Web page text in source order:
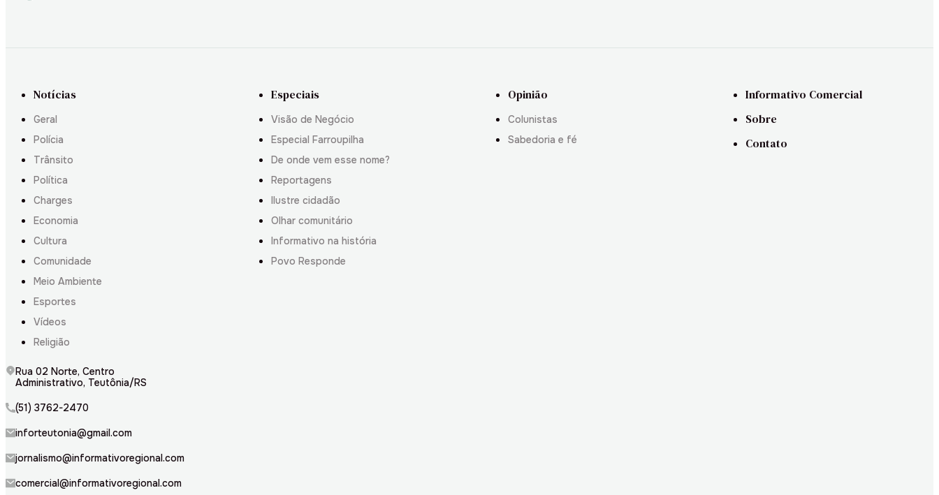
Notícias
Geral
Polícia
Trânsito
Política
Charges
Economia
Cultura
Comunidade
Meio Ambiente
Esportes
Vídeos
Religião
Especiais
Visão de Negócio
Especial Farroupilha
De onde vem esse nome?
Reportagens
Ilustre cidadão
Olhar comunitário
Informativo na história
Povo Responde
Opinião
Colunistas
Sabedoria e fé
Informativo Comercial
Sobre
Contato
Rua 02 Norte, Centro
Administrativo, Teutônia/RS
(51) 3762-2470
inforteutonia@gmail.com
jornalismo@informativoregional.com
comercial@informativoregional.com